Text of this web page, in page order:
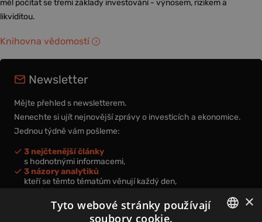
měl počítat se třemi základy investování - výnosem, rizikem a
likviditou.
Knihovna vědomostí
Newsletter
Mějte přehled s newsletterem.
Nenechte si ujít nejnovější zprávy o investicích a ekonomice.
Jednou týdně vám pošleme:
3 nejčtenější články
s hodnotnými informacemi,
3 názory analytiků
kteří se těmto tématům věnují každý den,
nová videa a podcasty
k prohloubení vašich znalostí.
×
Tyto webové stránky používají
soubory cookie.